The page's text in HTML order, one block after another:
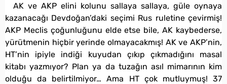
AK ve AKP elini kolunu sallaya sallaya, güle oynaya
kazanacağı Devdoğan’daki seçimi Rus ruletine çevirmiş!
AKP Meclis çoğunluğunu elde etse bile, AK kaybederse,
yürütmenin hiçbir yerinde olmayacakmış! AK ve AKP’nin,
HT’nin ipiyle indiği kuyudan çıkıp çıkmadığını masal
kitabı yazmıyor? Plan ya da tuzağın asıl mimarının kim
olduğu da belirtilmiyor… Ama HT çok mutluymuş! 37